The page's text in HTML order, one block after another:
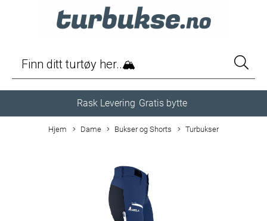
Rask Levering Gratis bytte
Hjem Dame Bukser og Shorts Turbukser